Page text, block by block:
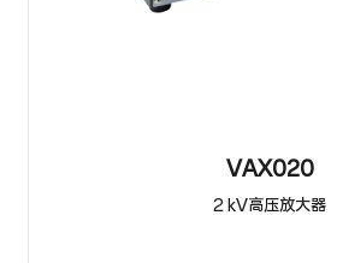
VAX020
2 kV高压放大器